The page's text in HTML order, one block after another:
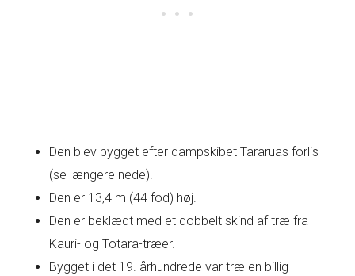
Den blev bygget efter dampskibet Tararuas forlis
(se længere nede).
Den er 13,4 m (44 fod) høj.
Den er beklædt med et dobbelt skind af træ fra
Kauri- og Totara-træer.
Bygget i det 19. århundrede var træ en billig